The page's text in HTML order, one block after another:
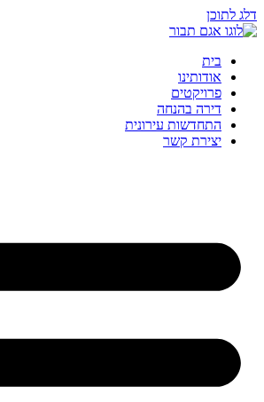
דלג לתוכן
בית
אודותינו
פרויקטים
דירה בהנחה
התחדשות עירונית
יצירת קשר